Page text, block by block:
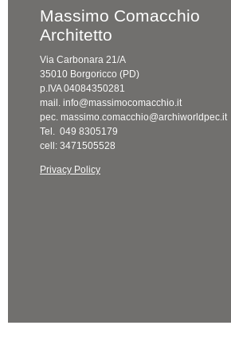
Massimo Comacchio
Architetto
Via Carbonara 21/A
35010 Borgoricco (PD)
p.IVA 04084350281
mail. info@massimocomacchio.it
pec. massimo.comacchio@archiworldpec.it
Tel. 049 8305179
cell: 3471505528
Privacy Policy